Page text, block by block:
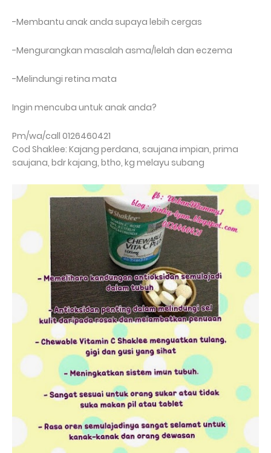
-Membantu anak anda supaya lebih cergas
-Mengurangkan masalah asma/lelah dan eczema
-Melindungi retina mata
Ingin mencuba untuk anak anda?
Pm/wa/call 0126460421
Cod Shaklee: Kajang perdana, saujana impian, prima
saujana, bdr kajang, btho, kg melayu subang